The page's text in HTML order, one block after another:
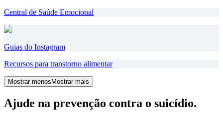
Central de Saúde Emocional
Guias do Instagram
Recursos para transtorno alimentar
Mostrar menosMostrar mais
Ajude na prevenção contra o suicídio.